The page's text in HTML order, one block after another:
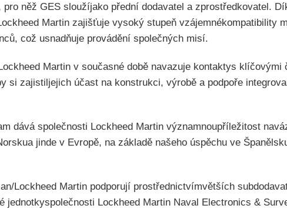
pro něž GES sloužíjako přední dodavatel a zprostředkovatel.
Martin zajišťuje vysoký stupeň vzájemnékompatibility
což usnadňuje provádění společných misí.
Martin v současné době navazuje kontaktys klíčovými
si zajistiljejich účast na konstrukci, výrobě a podpoře
dává společnosti Lockheed Martin významnoupříležitost
jinde v Evropě, na základě našeho úspěchu ve
Lockheed Martin podporují prostřednictvímvětších
jednotkyspolečnosti Lockheed Martin Naval Electronics &